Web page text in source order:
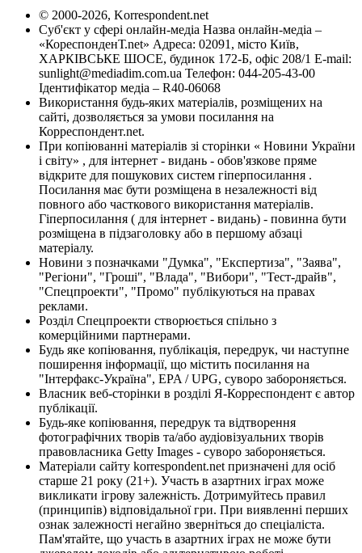
© 2000-2026, Korrespondent.net
Суб'єкт у сфері онлайн-медіа Назва онлайн-медіа –
«КореспонденТ.net» Адреса: 02091, місто Київ,
ХАРКІВСЬКЕ ШОСЕ, будинок 172-Б, офіс 208/1 E-mail:
sunlight@mediadim.com.ua Телефон: 044-205-43-00
Ідентифікатор медіа – R40-06068
Використання будь-яких матеріалів, розміщених на
сайті, дозволяється за умови посилання на
Корреспондент.net.
При копіюванні матеріалів зі сторінки « Новини України
і світу» , для інтернет - видань - обов'язкове пряме
відкрите для пошукових систем гіперпосилання .
Посилання має бути розміщена в незалежності від
повного або часткового використання матеріалів.
Гіперпосилання ( для інтернет - видань) - повинна бути
розміщена в підзаголовку або в першому абзаці
матеріалу.
Новини з позначками "Думка", "Експертиза", "Заява",
"Регіони", "Гроші", "Влада", "Вибори", "Тест-драйв",
"Спецпроекти", "Промо" публікуються на правах
реклами.
Розділ Спецпроекти створюється спільно з
комерційними партнерами.
Будь яке копіювання, публікація, передрук, чи наступне
поширення інформації, що містить посилання на
"Інтерфакс-Україна", EPA / UPG, суворо забороняється.
Власник веб-сторінки в розділі Я-Корреспондент є автор
публікації.
Будь-яке копіювання, передрук та відтворення
фотографічних творів та/або аудіовізуальних творів
правовласника Getty Images - суворо забороняється.
Матеріали сайту korrespondent.net призначені для осіб
старше 21 року (21+). Участь в азартних іграх може
викликати ігрову залежність. Дотримуйтесь правил
(принципів) відповідальної гри. При виявленні перших
ознак залежності негайно зверніться до спеціаліста.
Пам'ятайте, що участь в азартних іграх не може бути